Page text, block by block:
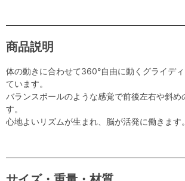
商品説明
体の動きに合わせて360°自由に動くグライデ
ています。
バランスボールのような感覚で前後左右や斜め
す。
心地よいリズムが生まれ、脳が活発に働きます。